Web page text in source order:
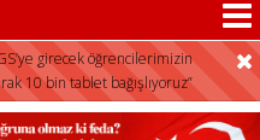
girecek öğrencilerimizin
10 bin tablet bağışlıyoruz”